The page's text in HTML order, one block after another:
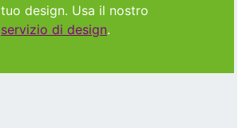
tuo design. Usa il nostro
servizio di design.